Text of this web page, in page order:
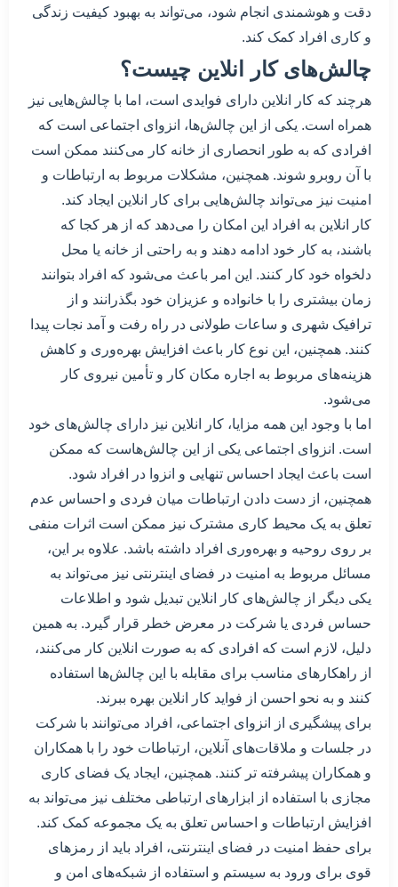
دقت و هوشمندی انجام شود، می‌تواند به بهبود کیفیت زندگی
و کاری افراد کمک کند.
چالش‌های کار انلاین چیست؟
هرچند که کار انلاین دارای فوایدی است، اما با چالش‌هایی نیز
همراه است. یکی از این چالش‌ها، انزوای اجتماعی است که
افرادی که به طور انحصاری از خانه کار می‌کنند ممکن است
با آن روبرو شوند. همچنین، مشکلات مربوط به ارتباطات و
امنیت نیز می‌تواند چالش‌هایی برای کار انلاین ایجاد کند.
کار انلاین به افراد این امکان را می‌دهد که از هر کجا که
باشند، به کار خود ادامه دهند و به راحتی از خانه یا محل
دلخواه خود کار کنند. این امر باعث می‌شود که افراد بتوانند
زمان بیشتری را با خانواده و عزیزان خود بگذرانند و از
ترافیک شهری و ساعات طولانی در راه رفت و آمد نجات پیدا
کنند. همچنین، این نوع کار باعث افزایش بهره‌وری و کاهش
هزینه‌های مربوط به اجاره مکان کار و تأمین نیروی کار
می‌شود.
اما با وجود این همه مزایا، کار انلاین نیز دارای چالش‌های خود
است. انزوای اجتماعی یکی از این چالش‌هاست که ممکن
است باعث ایجاد احساس تنهایی و انزوا در افراد شود.
همچنین، از دست دادن ارتباطات میان فردی و احساس عدم
تعلق به یک محیط کاری مشترک نیز ممکن است اثرات منفی
بر روی روحیه و بهره‌وری افراد داشته باشد. علاوه بر این،
مسائل مربوط به امنیت در فضای اینترنتی نیز می‌تواند به
یکی دیگر از چالش‌های کار انلاین تبدیل شود و اطلاعات
حساس فردی یا شرکت در معرض خطر قرار گیرد. به همین
دلیل، لازم است که افرادی که به صورت انلاین کار می‌کنند،
از راهکارهای مناسب برای مقابله با این چالش‌ها استفاده
کنند و به نحو احسن از فواید کار انلاین بهره ببرند.
برای پیشگیری از انزوای اجتماعی، افراد می‌توانند با شرکت
در جلسات و ملاقات‌های آنلاین، ارتباطات خود را با همکاران
و همکاران پیشرفته تر کنند. همچنین، ایجاد یک فضای کاری
مجازی با استفاده از ابزارهای ارتباطی مختلف نیز می‌تواند به
افزایش ارتباطات و احساس تعلق به یک مجموعه کمک کند.
برای حفظ امنیت در فضای اینترنتی، افراد باید از رمزهای
قوی برای ورود به سیستم و استفاده از شبکه‌های امن و